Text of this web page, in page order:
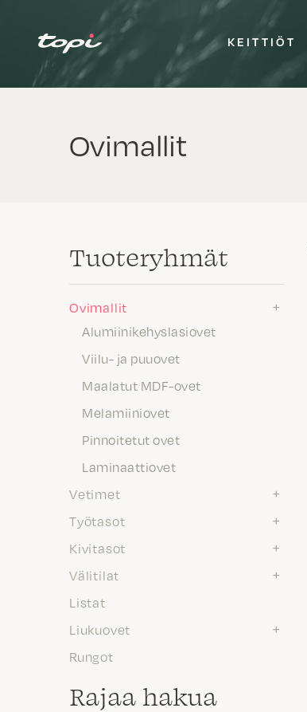
KEITTIÖT
Ovimallit
Tuote­ryhmät
Ovimallit
Alumiinikehyslasiovet
Viilu- ja puuovet
Maalatut MDF-ovet
Melamiiniovet
Pinnoitetut ovet
Laminaattiovet
Vetimet
Työtasot
Kivitasot
Välitilat
Listat
Liukuovet
Rungot
Rajaa hakua